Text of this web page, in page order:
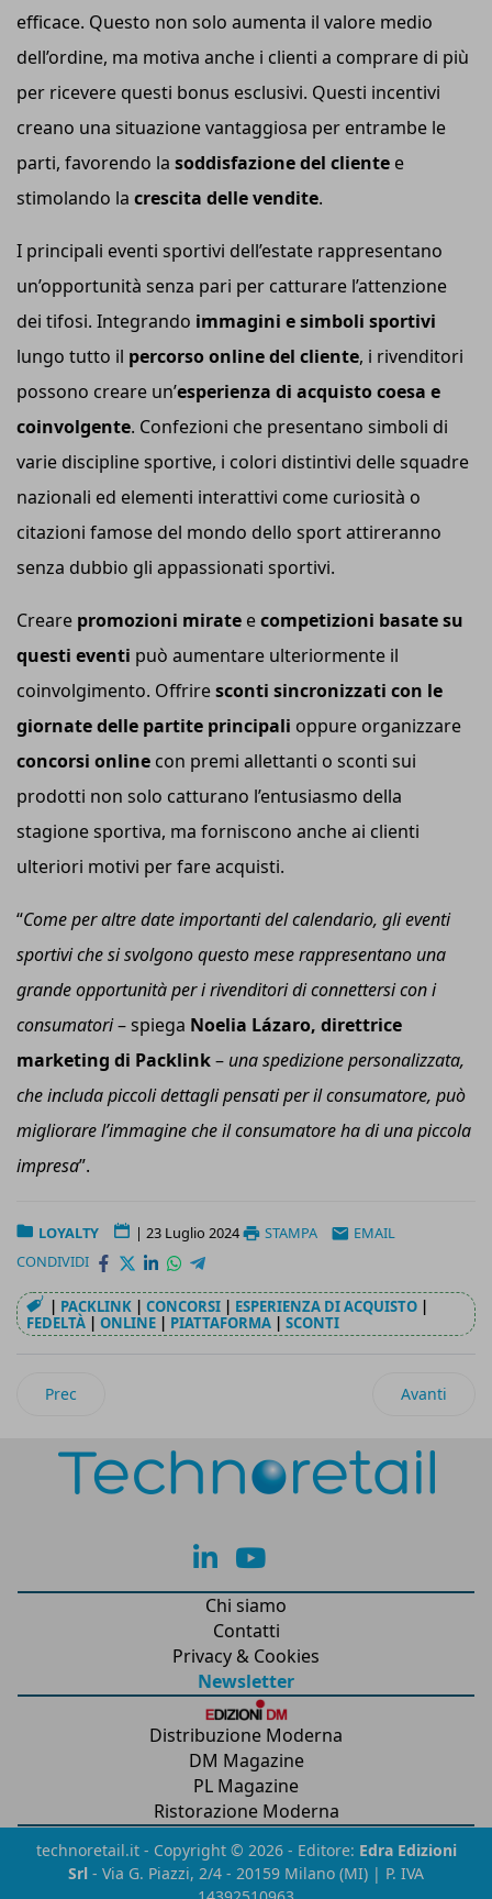
efficace. Questo non solo aumenta il valore medio
dell’ordine, ma motiva anche i clienti a comprare di più
per ricevere questi bonus esclusivi. Questi incentivi
creano una situazione vantaggiosa per entrambe le
parti, favorendo la soddisfazione del cliente e
stimolando la crescita delle vendite.
I principali eventi sportivi dell’estate rappresentano
un’opportunità senza pari per catturare l’attenzione
dei tifosi. Integrando immagini e simboli sportivi
lungo tutto il percorso online del cliente, i rivenditori
possono creare un’esperienza di acquisto coesa e
coinvolgente. Confezioni che presentano simboli di
varie discipline sportive, i colori distintivi delle squadre
nazionali ed elementi interattivi come curiosità o
citazioni famose del mondo dello sport attireranno
senza dubbio gli appassionati sportivi.
Creare promozioni mirate ecompetizioni basate su
questi eventi può aumentare ulteriormente il
coinvolgimento. Offriresconti sincronizzati con le
giornate delle partite principali oppure organizzare
concorsi online con premi allettanti o sconti sui
prodotti non solo catturano l’entusiasmo della
stagione sportiva, ma forniscono anche ai clienti
ulteriori motivi per fare acquisti.
“Come per altre date importanti del calendario, gli eventi
sportivi che si svolgono questo mese rappresentano una
grande opportunità per i rivenditori di connettersi con i
consumatori– spiega Noelia Lázaro, direttrice
marketing di Packlink– una spedizione personalizzata,
che includa piccoli dettagli pensati per il consumatore, può
migliorare l’immagine che il consumatore ha di una piccola
impresa”.
LOYALTY | 23 Luglio 2024 STAMPA
EMAIL
CONDIVIDI
| PACKLINK | CONCORSI | ESPERIENZA DI ACQUISTO |
FEDELTÀ | ONLINE | PIATTAFORMA | SCONTI
Articolo precedente: Advice Group ed Hera Comm
Prec Articolo
Avanti
lk yt
Chi siamo
Contatti
Privacy & Cookies
Newsletter
Distribuzione Moderna
DM Magazine
PL Magazine
Ristorazione Moderna
technoretail.it - Copyright © 2026 - Editore: Edra Edizioni
Srl - Via G. Piazzi, 2/4 - 20159 Milano (MI) | P. IVA